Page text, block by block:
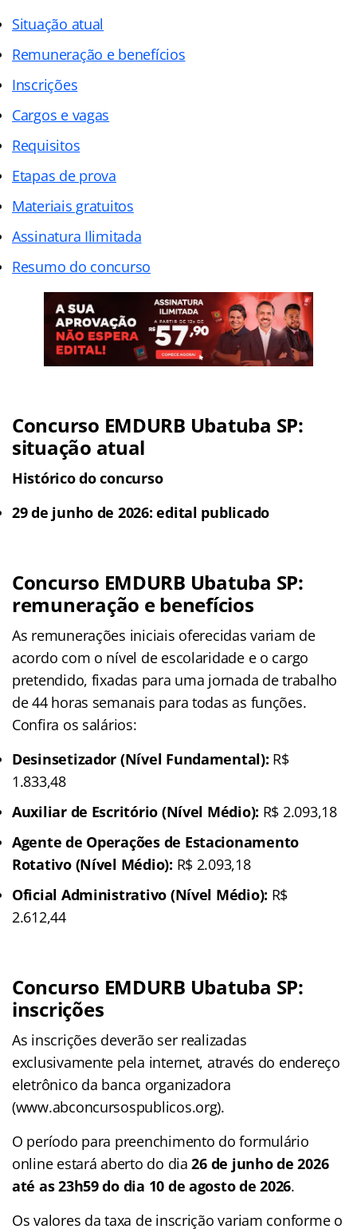
Situação atual
Remuneração e benefícios
Inscrições
Cargos e vagas
Requisitos
Etapas de prova
Materiais gratuitos
Assinatura Ilimitada
Resumo do concurso
Concurso EMDURB Ubatuba SP:
situação atual
Histórico do concurso
29 de junho de 2026: edital publicado
Concurso EMDURB Ubatuba SP:
remuneração e benefícios
As remunerações iniciais oferecidas variam de
acordo com o nível de escolaridade e o cargo
pretendido, fixadas para uma jornada de trabalho
de 44 horas semanais para todas as funções.
Confira os salários:
Desinsetizador (Nível Fundamental): R$
1.833,48
Auxiliar de Escritório (Nível Médio): R$ 2.093,18
Agente de Operações de Estacionamento
Rotativo (Nível Médio): R$ 2.093,18
Oficial Administrativo (Nível Médio): R$
2.612,44
Concurso EMDURB Ubatuba SP:
inscrições
As inscrições deverão ser realizadas
exclusivamente pela internet, através do endereço
eletrônico da banca organizadora
(www.abconcursospublicos.org).
O período para preenchimento do formulário
online estará aberto do dia26 de junho de 2026
até as 23h59 do dia 10 de agosto de 2026.
Os valores da taxa de inscrição variam conforme o